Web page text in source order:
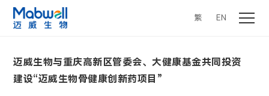
繁 EN
迈威生物与重庆高新区管委会、大健康基金共同投资
建设“迈威生物骨健康创新药项目”